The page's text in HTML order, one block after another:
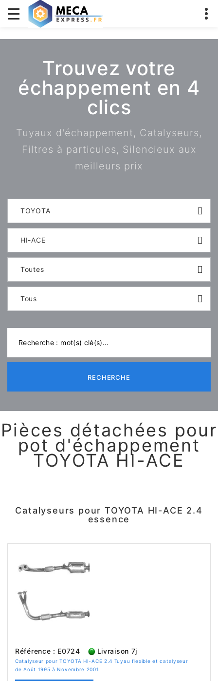
Trouvez votre
échappement en 4
clics
Tuyaux d'échappement, Catalyseurs,
Filtres à particules, Silencieux aux
meilleurs prix
TOYOTA
HI-ACE
Toutes
Tous
RECHERCHE
Pièces détachées pour
pot d'échappement
TOYOTA HI-ACE
Catalyseurs pour TOYOTA HI-ACE 2.4
essence
Référence : E0724 Livraison 7j
Catalyseur pour TOYOTA HI-ACE 2.4 Tuyau flexible et catalyseur
de Août 1995 à Novembre 2001